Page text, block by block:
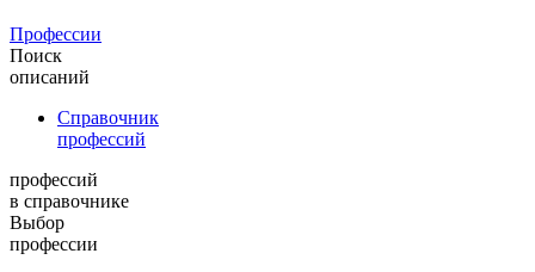
Профессии
Поиск
описаний
Справочник
профессий
профессий
в справочнике
Выбор
профессии